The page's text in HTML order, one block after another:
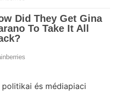
és médiapiaci